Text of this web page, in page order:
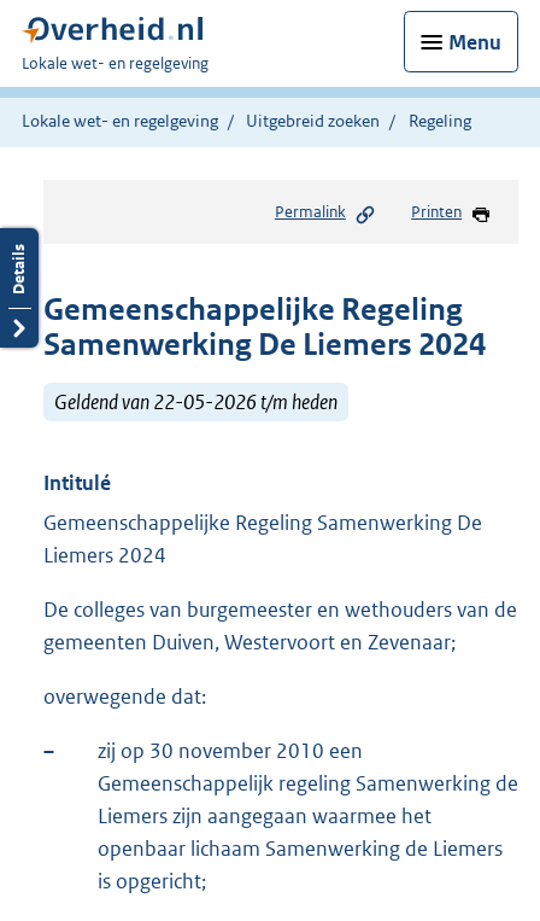
Menu
U
bent
hier:
Lokale wet- en regelgeving
Lokale wet- en regelgeving Uitgebreid zoeken Regeling
Permalink Printen
Gemeenschappelijke Regeling
Samenwerking De Liemers 2024
Geldend van 22-05-2026 t/m heden
Intitulé
Gemeenschappelijke Regeling Samenwerking De
Liemers 2024
De colleges van burgemeester en wethouders van de
gemeenten Duiven, Westervoort en Zevenaar;
overwegende dat:
–
zij op 30 november 2010 een
Gemeenschappelijk regeling Samenwerking de
Liemers zijn aangegaan waarmee het
openbaar lichaam Samenwerking de Liemers
is opgericht;